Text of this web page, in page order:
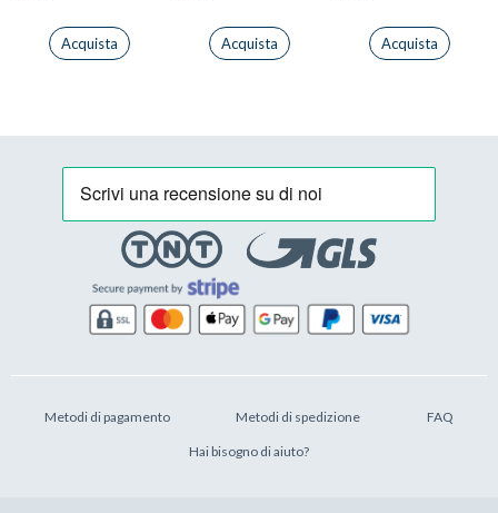
Acquista Acquista Acquista
Metodi di pagamento Metodi di spedizione FAQ
Hai bisogno di aiuto?